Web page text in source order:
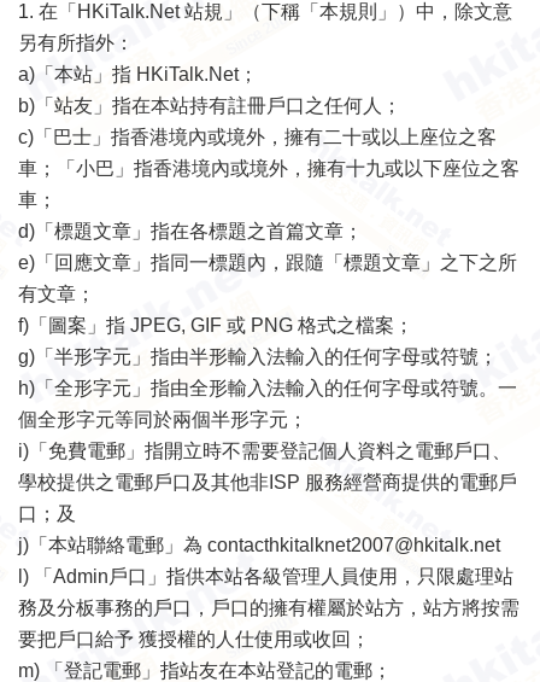
1. 在「 HKiTalk.Net站規」（下稱「本規則」）中，除文意
另有所指外：
a) 「本站」指 HKiTalk.Net；
b) 「站友」指在本站持有註冊戶口之任何人；
c) 「巴士」指香港境內或境外，擁有二十或以上座位之客
車；「小巴」指香港境內或境外，擁有十九或以下座位之客
車；
d) 「標題文章」指在各標題之首篇文章；
e) 「回應文章」指同一標題內，跟隨「標題文章」之下之所
有文章；
f) 「圖案」指 JPEG, GIF 或 PNG 格式之檔案；
g) 「半形字元」指由半形輸入法輸入的任何字母或符號；
h) 「全形字元」指由全形輸入法輸入的任何字母或符號。一
個全形字元等同於兩個半形字元；
i) 「免費電郵」指開立時不需要登記個人資料之電郵戶口、
學校提供之電郵戶口及其他非 ISP 服務經營商提供的電郵戶
口；及
j) 「 本站聯絡電郵 」 為 contacthkitalknet2007@hkitalk.net
) 「 Admin戶口」指供本站各級管理人員使用，只限處理站
務及分板事務的戶口，戶口的擁有權屬於站方，站方將按需
要把戶口給予 獲授權的人仕使用或收回；
m)
「登記電郵」指站友在本站登記的電郵；